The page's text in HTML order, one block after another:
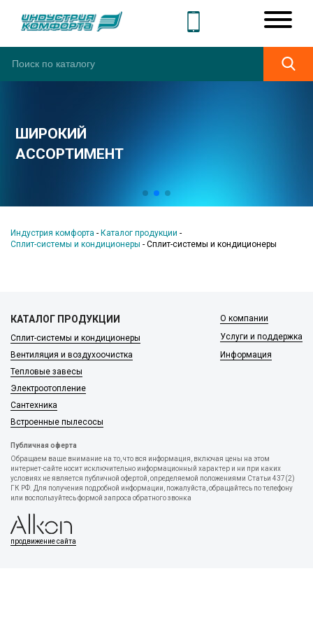
ШИРОКИЙ
АССОРТИМЕНТ
Индустрия комфорта - Каталог продукции -
Сплит-системы и кондиционеры - Сплит-системы и кондиционеры
КАТАЛОГ ПРОДУКЦИИ
Сплит-системы и кондиционеры
Вентиляция и воздухоочистка
Тепловые завесы
Электроотопление
Сантехника
Встроенные пылесосы
О компании
Услуги и поддержка
Информация
Публичная оферта
Обращаем ваше внимание на то, что вся информация, включая цены на этом
интернет-сайте носит исключительно информационный характер и ни при каких
условиях не является публичной офертой, определяемой положениями Статьи 437(2)
ГК РФ. Для получения подробной информации, пожалуйста, обращайтесь по телефону
или воспользуйтесь формой запроса обратного звонка
продвижение сайта